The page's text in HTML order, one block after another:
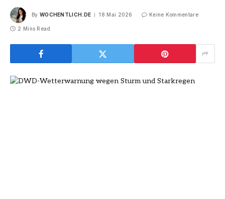
By WOCHENTLICH.DE 18 Mai 2026 Keine Kommentare
2 Mins Read